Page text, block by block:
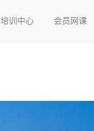
培训中心 会员网课